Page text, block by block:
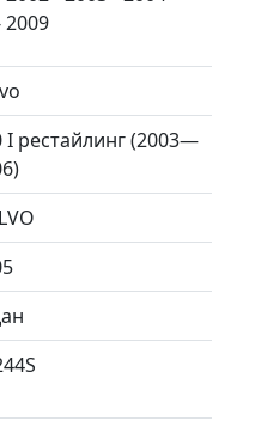
2009
I рестайлинг (2003—